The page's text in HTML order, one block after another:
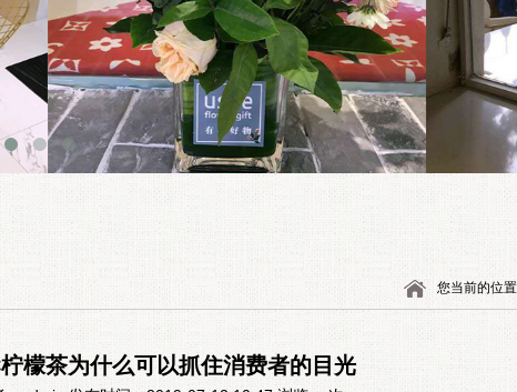
您当前的位
檬茶为什么可以抓住消费者的目光